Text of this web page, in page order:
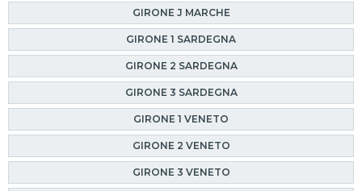
GIRONE J MARCHE
GIRONE 1 SARDEGNA
GIRONE 2 SARDEGNA
GIRONE 3 SARDEGNA
GIRONE 1 VENETO
GIRONE 2 VENETO
GIRONE 3 VENETO